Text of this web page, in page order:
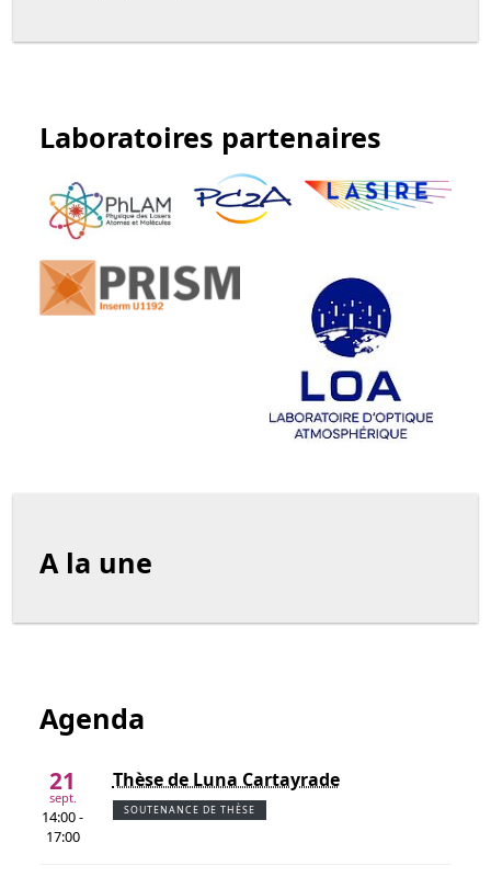
Laboratoires partenaires
A la une
Agenda
21
sept.
14:00 -
17:00
Thèse de Luna Cartayrade
SOUTENANCE DE THÈSE